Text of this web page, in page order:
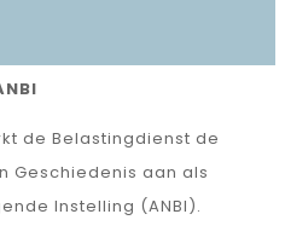
de Belastingdienst de
Geschiedenis aan als
Instelling (ANBI).